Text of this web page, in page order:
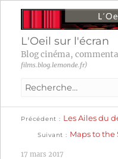
L'Oeil sur l'écran
Blog cinéma,
films.blog.lemonde.fr)
Recherche
:
Navigation
Précédent Les Ailes du
Suivant
suivante :
Maps to the
17 mars 2017